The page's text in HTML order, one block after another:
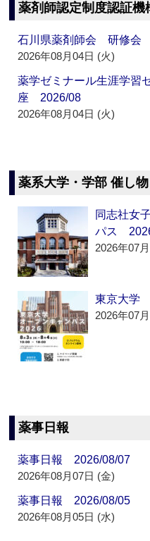
薬剤師認定制度認証
石川県薬剤師会 研修会
2026年08月04日 (火)
薬学ゼミナール生涯学
座 2026/08
2026年08月04日 (火)
薬系大学・学部 催し物
同志社女
パス
2026年07
東京大学
2026年07
薬事日報
薬事日報 2026/08/07
2026年08月07日 (金)
薬事日報 2026/08/05
2026年08月05日 (水)